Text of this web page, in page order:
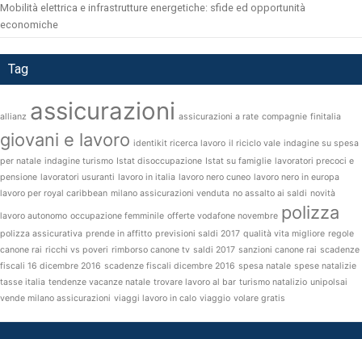
Mobilità elettrica e infrastrutture energetiche: sfide ed opportunità
economiche
Tag
allianz assicurazioni assicurazioni a rate compagnie finitalia
giovani e lavoro identikit ricerca lavoro il riciclo vale indagine su spesa
per natale indagine turismo Istat disoccupazione Istat su famiglie lavoratori precoci e
pensione lavoratori usuranti lavoro in italia lavoro nero cuneo lavoro nero in europa
lavoro per royal caribbean milano assicurazioni venduta no assalto ai saldi novità
lavoro autonomo occupazione femminile offerte vodafone novembre polizza
polizza assicurativa prende in affitto previsioni saldi 2017 qualità vita migliore regole
canone rai ricchi vs poveri rimborso canone tv saldi 2017 sanzioni canone rai scadenze
fiscali 16 dicembre 2016 scadenze fiscali dicembre 2016 spesa natale spese natalizie
tasse italia tendenze vacanze natale trovare lavoro al bar turismo natalizio unipolsai
vende milano assicurazioni viaggi lavoro in calo viaggio volare gratis